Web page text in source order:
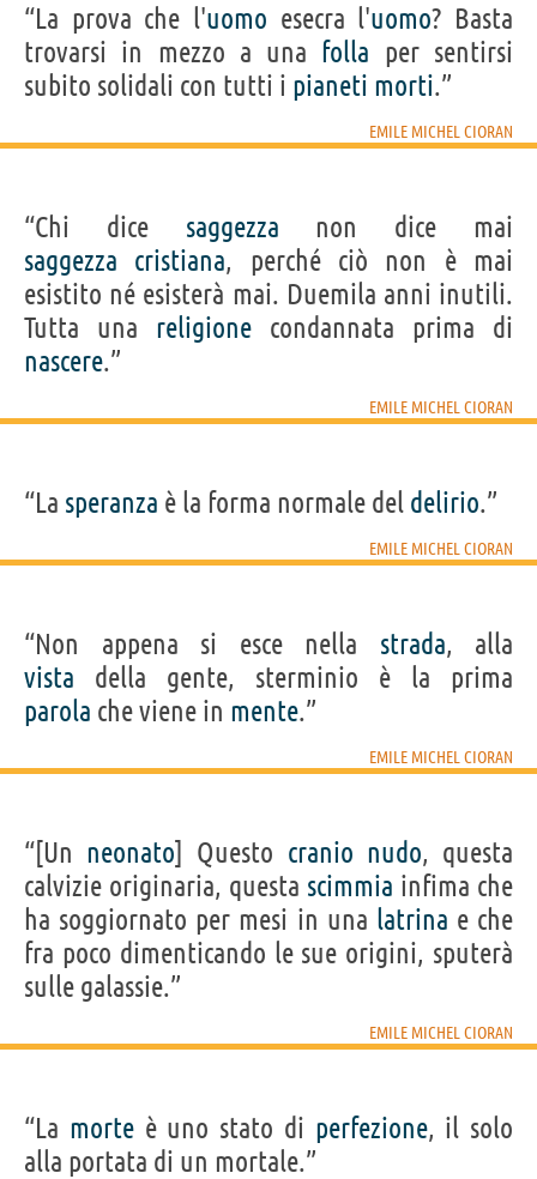
“La prova che l'uomo esecra l'uomo? Basta
trovarsi in mezzo a una folla per sentirsi
subito solidali con tutti i pianeti morti.”
EMILE MICHEL CIORAN
“Chi dice saggezza non dice mai
saggezza cristiana, perché ciò non è mai
esistito né esisterà mai. Duemila anni inutili.
Tutta una religione condannata prima di
nascere.”
EMILE MICHEL CIORAN
“La speranza è la forma normale del delirio.”
EMILE MICHEL CIORAN
“Non appena si esce nella strada, alla
vista della gente, sterminio è la prima
parola che viene in mente.”
EMILE MICHEL CIORAN
“[Un neonato] Questo cranio nudo, questa
calvizie originaria, questa scimmia infima che
ha soggiornato per mesi in una latrina e che
fra poco dimenticando le sue origini, sputerà
sulle galassie.”
EMILE MICHEL CIORAN
“La morteè uno stato di perfezione, il solo
alla portata di un mortale.”